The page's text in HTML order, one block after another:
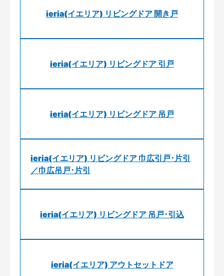
ieria(イエリア) リビングドア 開き戸
ieria(イエリア) リビングドア 引戸
ieria(イエリア) リビングドア 吊戸
ieria(イエリア) リビングドア 巾広引戸･片引
／巾広吊戸･片引
ieria(イエリア) リビングドア 吊戸･引込
ieria(イエリア) アウトセットドア